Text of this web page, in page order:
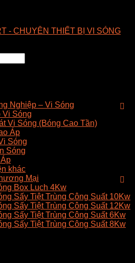
- CHUYÊN THIẾT BỊ VI SÓNG
Nghiệp – Vi Sóng
Vi Sóng
Vi Sóng (Bóng Cao Tần)
Áp
Sóng
Sóng
khác
Mại
Box Luch 4Kw
Sấy Tiệt Trùng Công Suất 10Kw
Sấy Tiệt Trùng Công Suất 12Kw
Sấy Tiệt Trùng Công Suất 6Kw
Sấy Tiệt Trùng Công Suất 8Kw